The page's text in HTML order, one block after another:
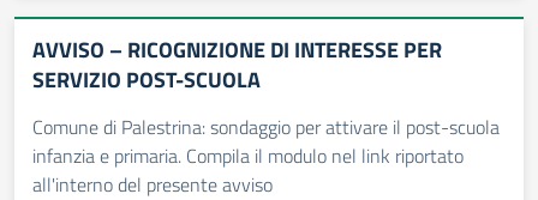
AVVISO – RICOGNIZIONE DI INTERESSE PER
SERVIZIO POST-SCUOLA
Comune di Palestrina: sondaggio per attivare il post-scuola
infanzia e primaria. Compila il modulo nel link riportato
all'interno del presente avviso